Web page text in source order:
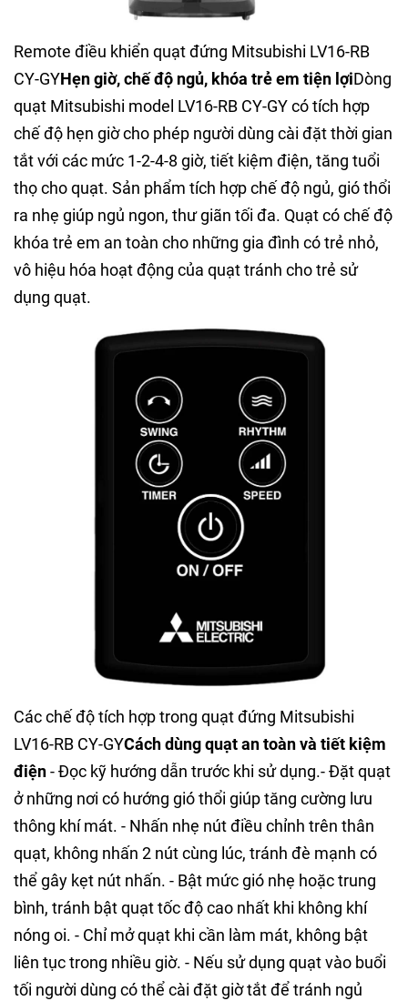
Remote điều khiển quạt đứng Mitsubishi LV16-RB
CY-GYHẹn giờ, chế độ ngủ, khóa trẻ em tiện lợiDòng
quạt Mitsubishi model LV16-RB CY-GY có tích hợp
chế độ hẹn giờ cho phép người dùng cài đặt thời gian
tắt với các mức 1-2-4-8 giờ, tiết kiệm điện, tăng tuổi
thọ cho quạt. Sản phẩm tích hợp chế độ ngủ, gió thổi
ra nhẹ giúp ngủ ngon, thư giãn tối đa. Quạt có chế độ
khóa trẻ em an toàn cho những gia đình có trẻ nhỏ,
vô hiệu hóa hoạt động của quạt tránh cho trẻ sử
dụng quạt.
Các chế độ tích hợp trong quạt đứng Mitsubishi
LV16-RB CY-GYCách dùng quạt an toàn và tiết kiệm
điện- Đọc kỹ hướng dẫn trước khi sử dụng.- Đặt quạt
ở những nơi có hướng gió thổi giúp tăng cường lưu
thông khí mát. - Nhấn nhẹ nút điều chỉnh trên thân
quạt, không nhấn 2 nút cùng lúc, tránh đè mạnh có
thể gây kẹt nút nhấn. - Bật mức gió nhẹ hoặc trung
bình, tránh bật quạt tốc độ cao nhất khi không khí
nóng oi. - Chỉ mở quạt khi cần làm mát, không bật
liên tục trong nhiều giờ. - Nếu sử dụng quạt vào buổi
tối người dùng có thể cài đặt giờ tắt để tránh ngủ